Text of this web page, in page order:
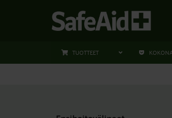
TUOTTEET